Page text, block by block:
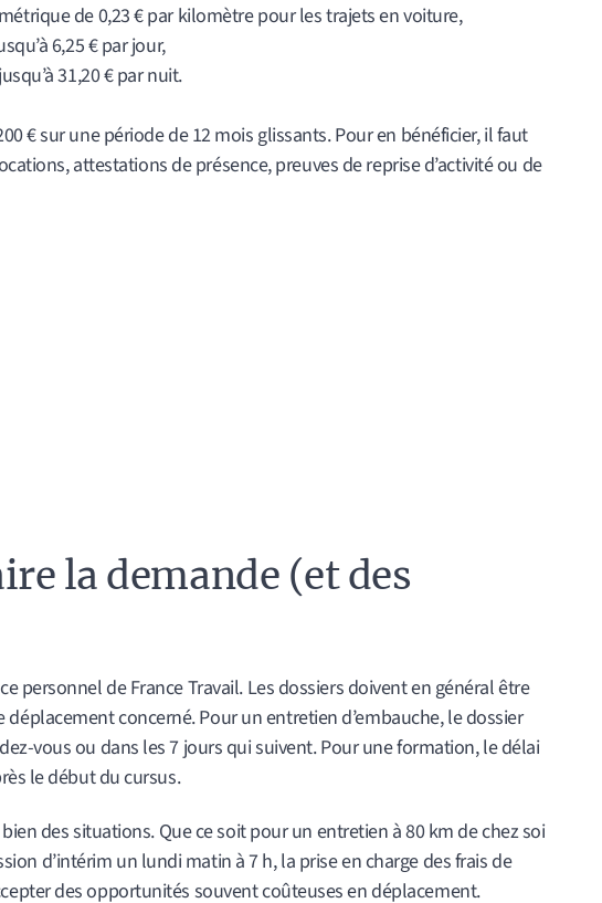
de 0,23 € par kilomètre pour les trajets en voiture,
6,25 € par jour,
31,20 € par nuit.
€ sur une période de 12 mois glissants. Pour en bénéficier, il faut
attestations de présence, preuves de reprise d’activité ou de
la demande (et des
personnel de France Travail. Les dossiers doivent en général être
concerné. Pour un entretien d’embauche, le dossier
vous ou dans les 7 jours qui suivent. Pour une formation, le délai
le début du cursus.
des situations. Que ce soit pour un entretien à 80 km de chez soi
d’intérim un lundi matin à 7 h, la prise en charge des frais de
des opportunités souvent coûteuses en déplacement.